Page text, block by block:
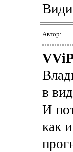
Автор:
в
И
как